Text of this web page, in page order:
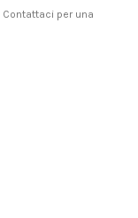
Contattaci per una